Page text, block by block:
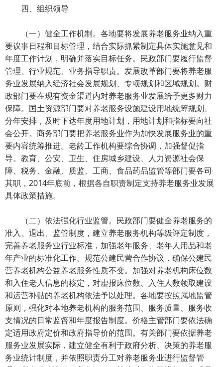
四、组织领导
（一）健全工作机制。各地要将发展养老服务业纳入重
要议事日程和目标管理，结合实际抓紧制定具体实施意见和
年度工作计划，明确并落实目标任务。民政部门要履行监督
管理、行业规范、业务指导职责。发展改革部门要将养老服
务业发展纳入经济社会发展规划、专项规划和区域规划。财
政部门要在现有资金渠道内对养老服务业发展给予更多财力
保障。国土资源部门要对养老服务设施建设用地统筹规划、
分年安排，及时下达年度用地计划，用地计划和指标要向社
会公开。商务部门要把养老服务业作为加快发展服务业的重
要内容统筹推进。老龄工作机构要综合协调，加强督促指
导。教育、公安、卫生、住房城乡建设、人力资源社会保
障、税务、金融、质监、工商、食品药品监管等部门要各司
其职，2014年底前，根据各自职责制定支持养老服务业发展
具体政策措施。
（二）依法强化行业监管。民政部门要健全养老服务的
准入、退出、监管制度，建立养老服务机构等级评定制度，
完善养老服务业行业标准，加强老年服务、老年人用品和老
年产业的标准化工作。规范公建民营合作协议，确保公建民
营养老机构公益养老服务性质不变。加强对养老机构床位数
和入住老人信息的核定，对虚报床位数、入住人数领取建设
和运营补贴的养老机构依法予以处理。各地要按照属地监管
原则，强化对本地养老机构的服务范围、服务质量、服务收
支情况的日常监督和年度报告制度。价格主管部门要依法确
定适用政府定价和政府指导价的范围。有关部门要依据养老
服务业发展实际，建立健全有利于政府分析、决策的养老服
务业统计制度，并依照职责分工对养老服务业进行监督管